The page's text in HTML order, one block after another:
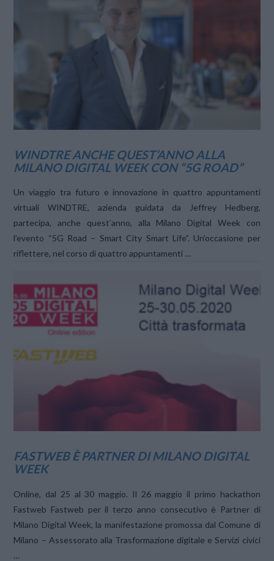
VIEW POST
VIEW POST
WINDTRE ANCHE QUEST’ANNO ALLA
MILANO DIGITAL WEEK CON “5G ROAD”
Un viaggio tra futuro e innovazione in quattro appuntamenti
virtuali WINDTRE, azienda guidata da Jeffrey Hedberg,
partecipa, anche quest’anno, alla Milano Digital Week con
l’evento “5G Road – Smart City Smart Life”. Un’occasione per
riflettere, nel corso di quattro appuntamenti …
FASTWEB È PARTNER DI MILANO DIGITAL
WEEK
Online, dal 25 al 30 maggio. Il 26 maggio il primo hackathon
Fastweb Fastweb per il terzo anno consecutivo è Partner di
Milano Digital Week, la manifestazione promossa dal Comune di
Milano – Assessorato alla Trasformazione digitale e Servizi civici
…